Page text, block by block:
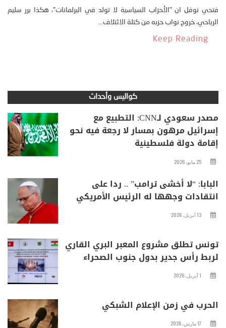
فتحي نوفل ان "الأحزاب السياسية لا تولد في البرلمانات"، هكذا برر سليم
الرياحي، خروج نواب حزبه من كتلة الائتلاف...
Keep Reading
كواليس وأحداث
مصدر سعودي لـCNN: التطبيع مع
إسرائيل مرهون بمسار لا رجعة فيه نحو
إقامة دولة فلسطينية
25 مايو، 2026
البابا: “لا أخشى ترامب” .. ردا على
انتقادات وجهها له الرئيس الأمريكي
13 أبريل، 2026
تونس تطلق مشروع المعبر البري القاري
لربط رأس جدير بدول جنوب الصحراء
1 أبريل، 2026
الحرب في زمن الإعلام الشبكي
17 مارس، 2026